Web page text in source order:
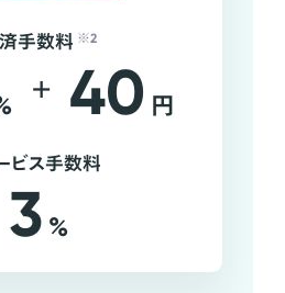
手数料 ※2
+ 40 円
ビス手数料
3 %